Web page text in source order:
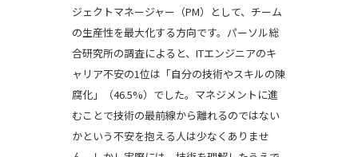
ジェクトマネージャー（PM）として、チーム
の生産性を最大化する方向です。パーソル総
合研究所の調査によると、ITエンジニアのキ
ャリア不安の1位は「自分の技術やスキルの陳
腐化」（46.5%）でした。マネジメントに進
むことで技術の最前線から離れるのではない
かという不安を抱える人は少なくありませ